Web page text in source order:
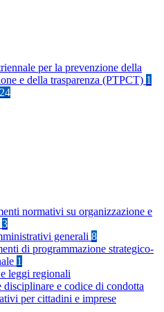
per la prevenzione della
e della trasparenza (PTPCT) 1
24
normativi su organizzazione e
3
generali 8
di programmazione strategico-
1
leggi regionali
disciplinare e codice di condotta
per cittadini e imprese